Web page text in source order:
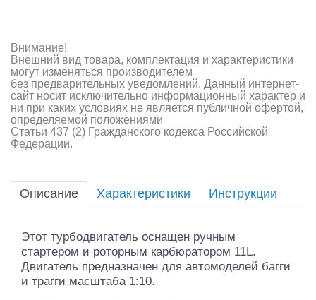
Аппаратура и электроника
Аккумуляторы и батарейки
Зарядные устройства и блоки питания
Двигатели
Технические жидкости
Оптовая продажа запчастей для моделей
Внимание!
Внешний вид товара, комплектация и характеристики
могут изменяться производителем
без предварительных уведомлений. Данный интернет-
сайт носит исключительно информационный характер и
ни при каких условиях не является публичной офертой,
определяемой положениями
Статьи 437 (2) Гражданского кодекса Российской
Федерации.
Описание Характеристики Инструкции
Этот турбодвигатель оснащен ручным
стартером и роторным карбюратором 11L.
Двигатель предназначен для автомоделей багги
и трагги масштаба 1:10.